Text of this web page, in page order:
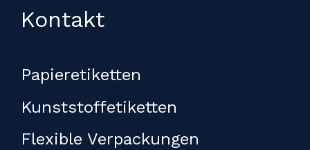
Kontakt
Papieretiketten
Kunststoffetiketten
Flexible Verpackungen